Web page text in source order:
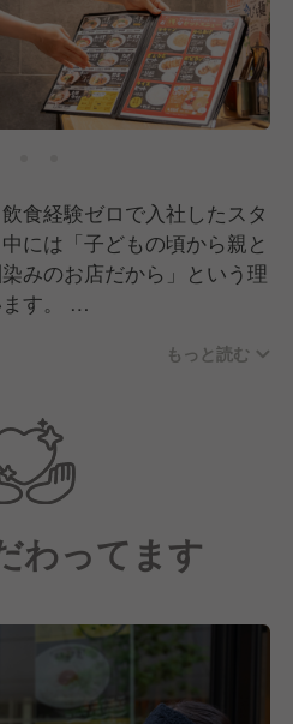
食経験ゼロで入社したスタ
には「子どもの頃から親と
みのお店だから」という理
す。
います。プライベートでも遊
ランクな雰囲気です。
もっと読む
わってます